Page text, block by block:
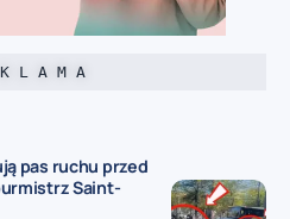
L A M A
pas ruchu przed
Saint-